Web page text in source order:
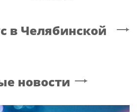
в Челябинской
новости